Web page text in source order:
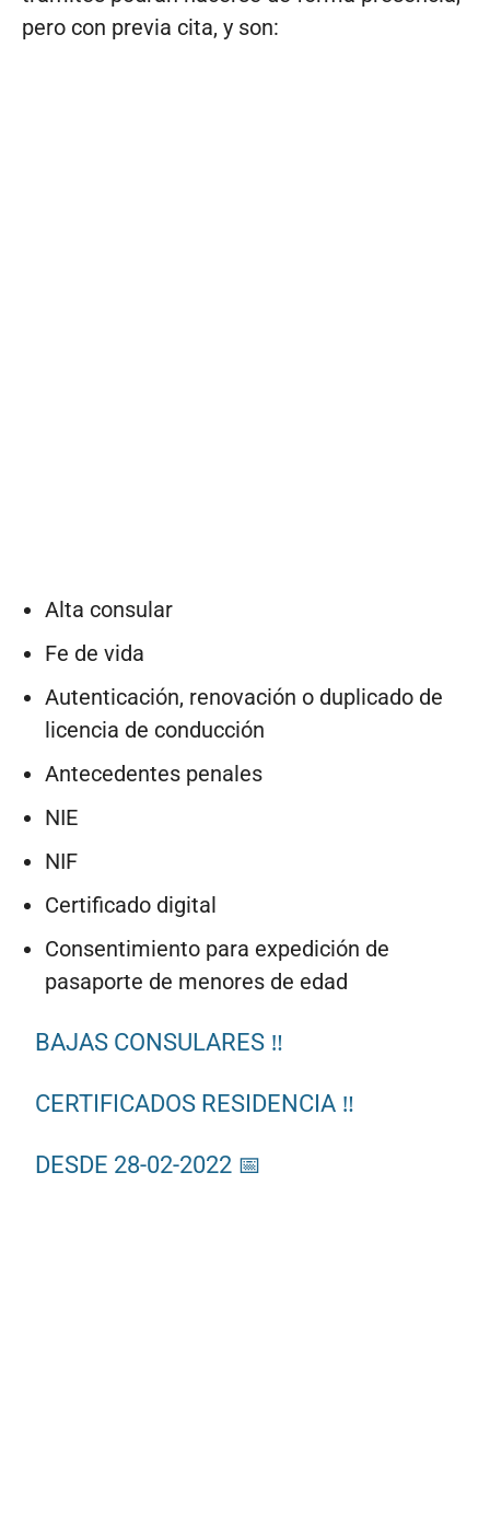
pero con previa cita, y son:
Alta consular
Fe de vida
Autenticación, renovación o duplicado de
licencia de conducción
Antecedentes penales
NIE
NIF
Certificado digital
Consentimiento para expedición de
pasaporte de menores de edad
BAJAS CONSULARES ‼️
CERTIFICADOS RESIDENCIA ‼️
DESDE 28-02-2022 📅